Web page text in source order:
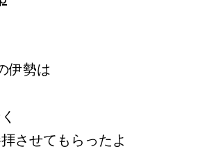
伊勢は
させてもらったよ